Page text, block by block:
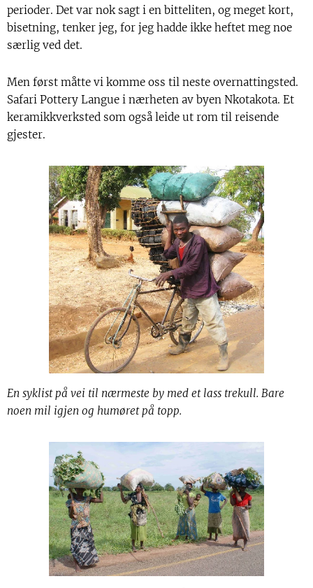
perioder. Det var nok sagt i en bitteliten, og meget kort,
bisetning, tenker jeg, for jeg hadde ikke heftet meg noe
særlig ved det.
Men først måtte vi komme oss til neste overnattingsted.
Safari Pottery Langue i nærheten av byen Nkotakota. Et
keramikkverksted som også leide ut rom til reisende
gjester.
En syklist på vei til nærmeste by med et lass trekull. Bare
noen mil igjen og humøret på topp.